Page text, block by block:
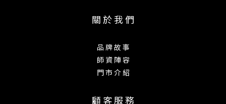
關 於 我 們
品 牌 故 事
師 資 陣 容
門 市 介 紹
顧 客 服 務